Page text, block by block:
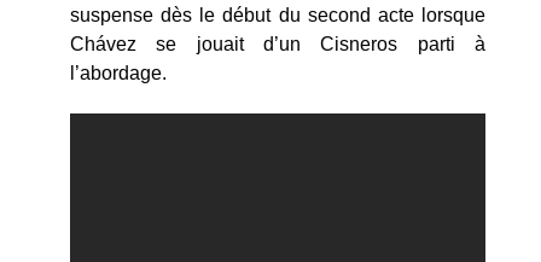
suspense dès le début du second acte lorsque
Chávez se jouait d’un Cisneros parti à
l’abordage.